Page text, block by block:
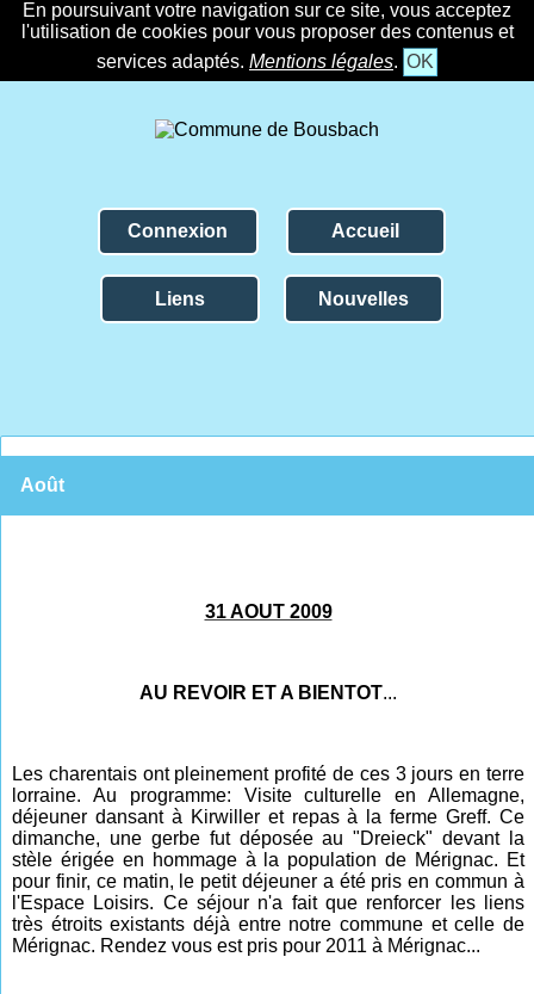
En poursuivant votre navigation sur ce site, vous acceptez
l'utilisation de cookies pour vous proposer des contenus et
services adaptés. Mentions légales. OK
Connexion Accueil
Liens Nouvelles
Août
31 AOUT 2009
AU REVOIR ET A BIENTOT...
Les charentais ont pleinement profité de ces 3 jours en terre
lorraine. Au programme: Visite culturelle en Allemagne,
déjeuner dansant à Kirwiller et repas à la ferme Greff. Ce
dimanche, une gerbe fut déposée au "Dreieck" devant la
stèle érigée en hommage à la population de Mérignac. Et
pour finir, ce matin, le petit déjeuner a été pris en commun à
l'Espace Loisirs. Ce séjour n'a fait que renforcer les liens
très étroits existants déjà entre notre commune et celle de
Mérignac. Rendez vous est pris pour 2011 à Mérignac...